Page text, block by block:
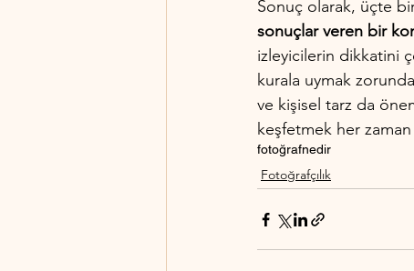
Sonuç olarak, üçte
sonuçlar veren bir
izleyicilerin dikkatini
kurala uymak
ve kişisel tarz da
keşfetmek her zaman
fotoğrafnedir
Fotoğrafçılık